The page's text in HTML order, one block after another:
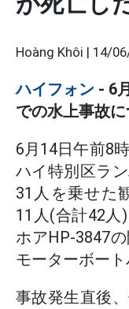
Hoàng Khôi | 14/
ハイフォン - 6
での水上事故に
6月14日午前8
ハイ特別区ラ
31人を乗せた
11人(合計42人
ホアHP-3847
モーターボート
事故発生直後